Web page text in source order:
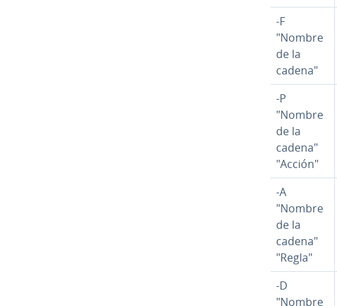
-F
"Nombre
de la
cadena"
-P
"Nombre
de la
cadena"
"Acción"
-A
"Nombre
de la
cadena"
"Regla"
-D
"Nombre